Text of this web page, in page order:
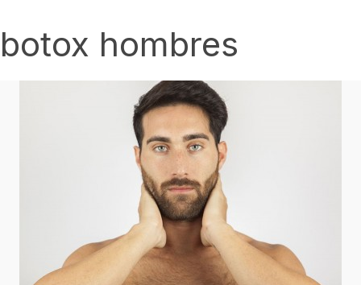
botox hombres